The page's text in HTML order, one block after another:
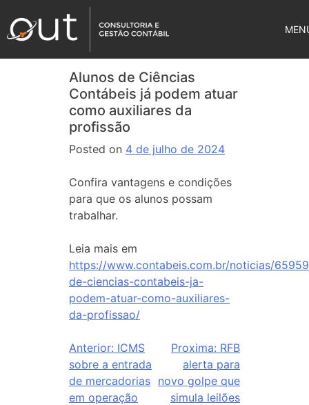
Alunos de Ciências
Contábeis já podem atuar
como auxiliares da
profissão
Posted on 4 de julho de 2024
Confira vantagens e condições
para que os alunos possam
trabalhar.
Leia mais em
https://www.contabeis.com.br/noticias/
de-ciencias-contabeis-ja-
podem-atuar-como-auxiliares-
da-profissao/
Anterior: ICMS
sobre a entrada
de mercadorias
em operação
Proxima: RFB
alerta para
novo golpe que
simula leilões